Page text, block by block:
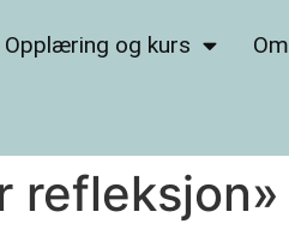
Opplæring og kurs